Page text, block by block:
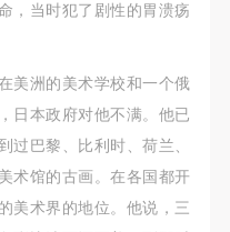
，当时犯了剧性的胃溃疡
美洲的美术学校和一个俄
日本政府对他不满。他已
过巴黎、比利时、荷兰、
术馆的古画。在各国都开
美术界的地位。他说，三